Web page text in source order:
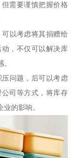
需要谨慎把握价格
以考虑将其捐赠给
，不仅可以解决库
问题，后可以考虑
司等方式，将库存
的影响。